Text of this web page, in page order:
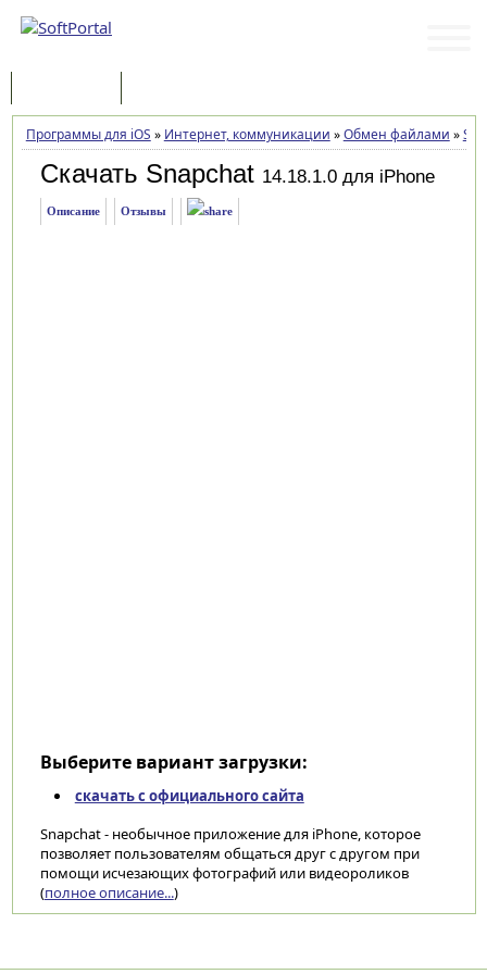
Программы для iOS » Интернет, коммуникации »Обмен файлами »
Скачать Snapchat 14.18.1.0 для iPhone
Описание Отзывы
Выберите вариант загрузки:
скачать с официального сайта
Snapchat - необычное приложение для iPhone, которое
позволяет пользователям общаться друг с другом при
помощи исчезающих фотографий или видеороликов
(полное описание...)